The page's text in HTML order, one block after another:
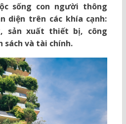
sống con người thông
diện trên các khía cạnh:
sản xuất thiết bị, công
sách và tài chính.